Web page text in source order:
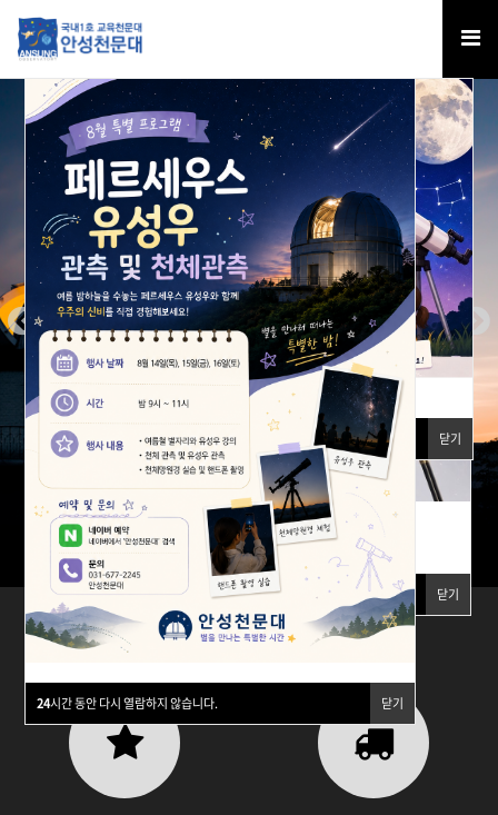
국내 1호 교육천문대
별을 찾으며 과학을 배우는 천문대
천문대 소개 보기
예약하기
시간 동안 다시 열람하지 않습니다. 닫기
예약하기
24시간 동안 다시 열람하지 않습니다. 닫기
예약하기
24시간 동안 다시 열람하지 않습니다. 닫기
24시간 동안 다시 열람하지 않습니다. 닫기